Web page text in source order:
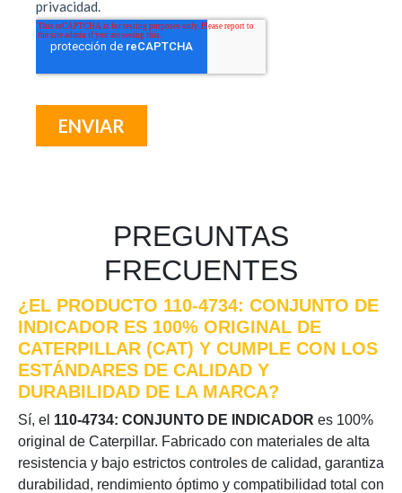
PREGUNTAS
FRECUENTES
¿EL PRODUCTO 110-4734: CONJUNTO DE
INDICADOR ES 100% ORIGINAL DE
CATERPILLAR (CAT) Y CUMPLE CON LOS
ESTÁNDARES DE CALIDAD Y
DURABILIDAD DE LA MARCA?
Sí, el 110-4734: CONJUNTO DE INDICADOR es 100%
original de Caterpillar. Fabricado con materiales de alta
resistencia y bajo estrictos controles de calidad, garantiza
durabilidad, rendimiento óptimo y compatibilidad total con